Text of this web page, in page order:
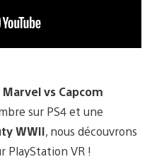
Marvel vs Capcom
sur PS4 et une
WWII, nous découvrons
PlayStation VR !